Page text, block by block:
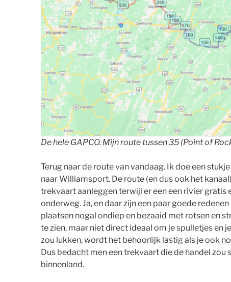
De hele GAPCO. Mijn route tussen 35 (Point of
Terug naar de route van vandaag. Ik doe een
naar Williamsport. De route (en dus ook het
trekvaart aanleggen terwijl er een een rivier gratis
onderweg. Ja, en daar zijn een paar goede
plaatsen nogal ondiep en bezaaid met rotsen en
te zien, maar niet direct ideaal om je spulletjes en
zou lukken, wordt het behoorlijk lastig als je ook
Dus bedacht men een trekvaart die de handel
binnenland.